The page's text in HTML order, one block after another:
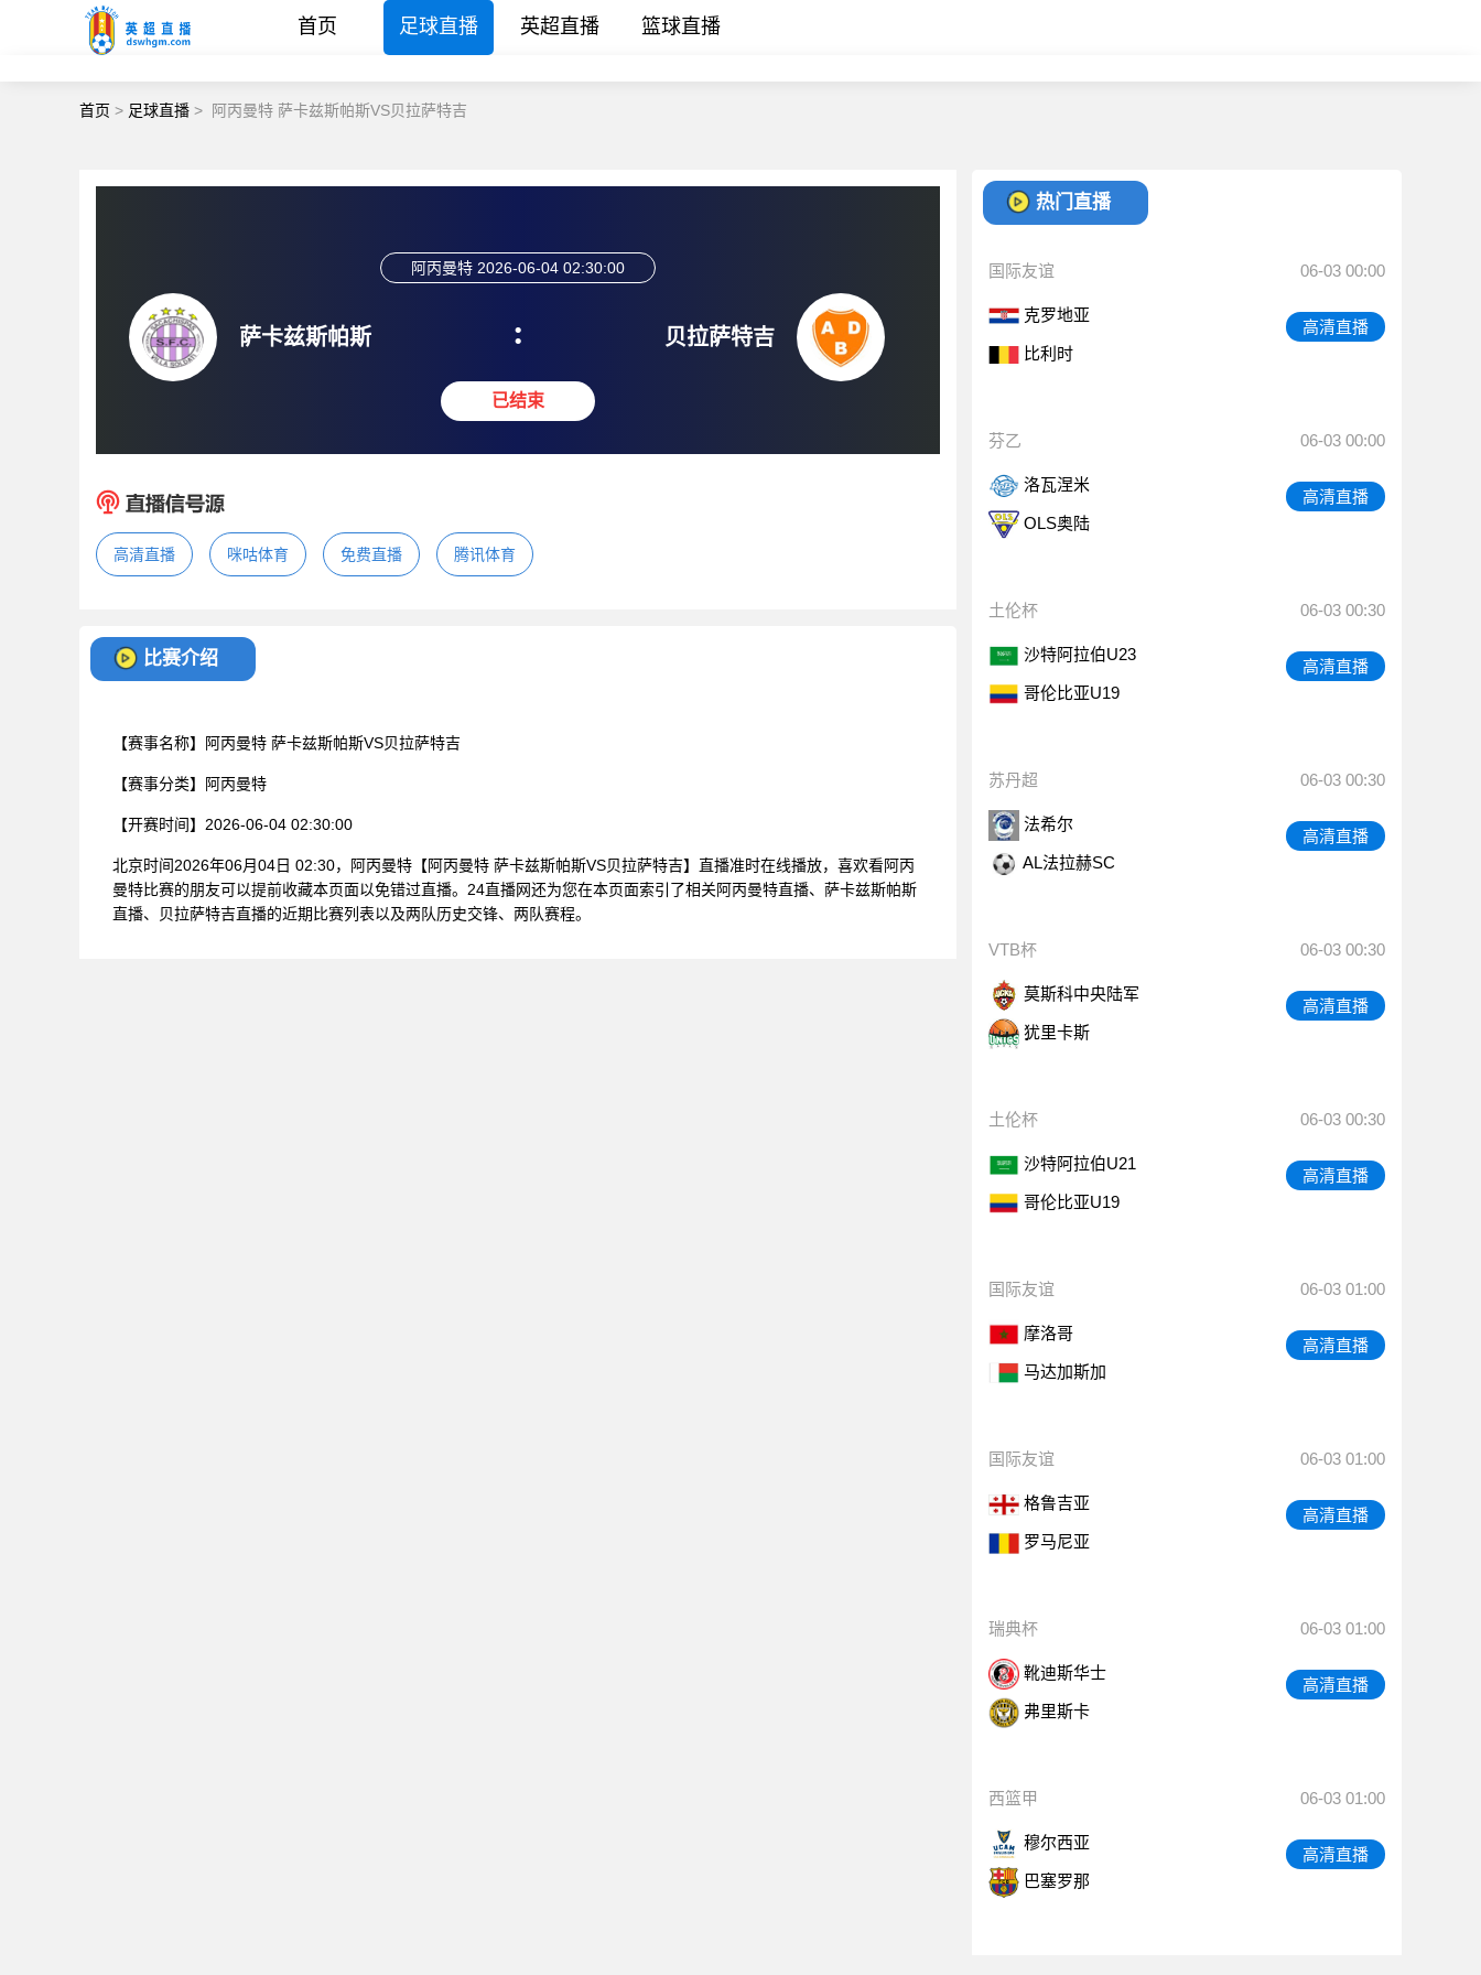
首页 足球直播 英超直播 篮球直播
首页 > 足球直播 > 阿丙曼特 萨卡兹斯帕斯VS贝拉萨特吉
萨卡兹斯帕斯
阿丙曼特 2026-06-04 02:30:00
:
已结束
贝拉萨特吉
高清直播 咪咕体育 免费直播 腾讯体育
比赛介绍
【赛事名称】 阿丙曼特 萨卡兹斯帕斯VS贝拉萨特吉
【赛事分类】 阿丙曼特
【开赛时间】 2026-06-04 02:30:00
北京时间2026年06月04日 02:30，阿丙曼特【阿丙曼特 萨卡兹斯帕斯VS贝拉萨特吉】直播准时在线播放，喜欢看阿丙
曼特比赛的朋友可以提前收藏本页面以免错过直播。24直播网还为您在本页面索引了相关阿丙曼特直播、萨卡兹斯帕斯
直播、贝拉萨特吉直播的近期比赛列表以及两队历史交锋、两队赛程。
热门直播
国际友谊 06-03 00:00
克罗地亚
比利时
高清直播
芬乙 06-03 00:00
洛瓦涅米
OLS奥陆
高清直播
土伦杯 06-03 00:30
沙特阿拉伯U23
哥伦比亚U19
高清直播
苏丹超 06-03 00:30
法希尔
AL法拉赫SC
高清直播
VTB杯 06-03 00:30
莫斯科中央陆军
犹里卡斯
高清直播
土伦杯 06-03 00:30
沙特阿拉伯U21
哥伦比亚U19
高清直播
国际友谊 06-03 01:00
摩洛哥
马达加斯加
高清直播
国际友谊 06-03 01:00
格鲁吉亚
罗马尼亚
高清直播
瑞典杯 06-03 01:00
靴迪斯华士
弗里斯卡
高清直播
西篮甲 06-03 01:00
穆尔西亚
巴塞罗那
高清直播